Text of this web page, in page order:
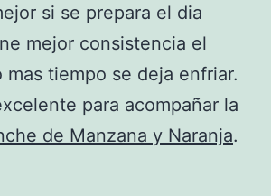
si se prepara el dia
mejor consistencia el
tiempo se deja enfriar.
para acompañar la
de Manzana y Naranja.